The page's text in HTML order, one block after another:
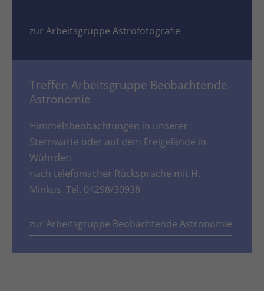
zur Arbeitsgruppe Astrofotografie
Treffen Arbeitsgruppe Beobachtende
Astronomie
Himmelsbeobachtungen in unserer
Sternwarte oder auf dem Freigelände in
Wührden
nach telefonischer Rücksprache mit H.
Minkus, Tel. 04298/30938
zur Arbeitsgruppe Beobachtende Astronomie